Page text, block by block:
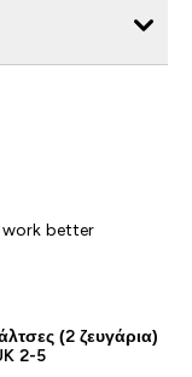
better
(2 ζευγάρια)
2-5